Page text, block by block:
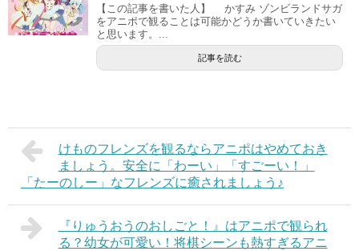
【この記事を書いた人】 かすみ ゾンビランドサガ
をアニポで観ることは可能かどうか書いていきたい
と思います。...
記事を読む
けものフレンズを観るならアニポはやめておき
ましょう。安全に「わーい」「すごーい！」
「たーのしー」なフレンズに癒されましょう♪
『りゅうおうのおしごと！』はアニポで観られ
る？幼女が可愛い！将棋シーンも熱すぎるアニ